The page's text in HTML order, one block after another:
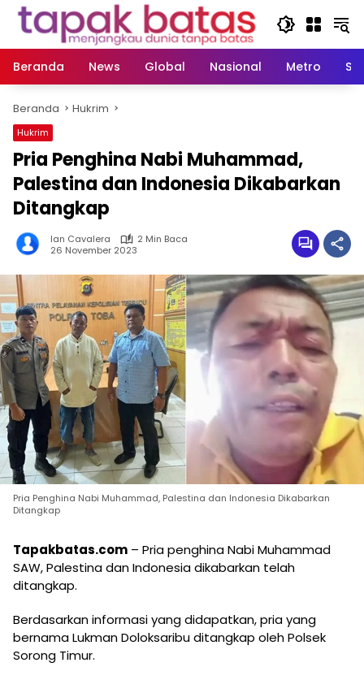
Langsung
Beranda
News Global Nasional Metro
Beranda Hukrim
Hukrim
Pria Penghina Nabi Muhammad,
Palestina dan Indonesia Dikabarkan
Ditangkap
Ian Cavalera
2 Min Baca
26 November 2023
Pria Penghina Nabi Muhammad, Palestina dan Indonesia Dikabarkan
Ditangkap
Tapakbatas.com – Pria penghina Nabi Muhammad
SAW, Palestina dan Indonesia dikabarkan telah
ditangkap.
Berdasarkan informasi yang didapatkan, pria yang
bernama Lukman Doloksaribu ditangkap oleh Polsek
Sorong Timur.